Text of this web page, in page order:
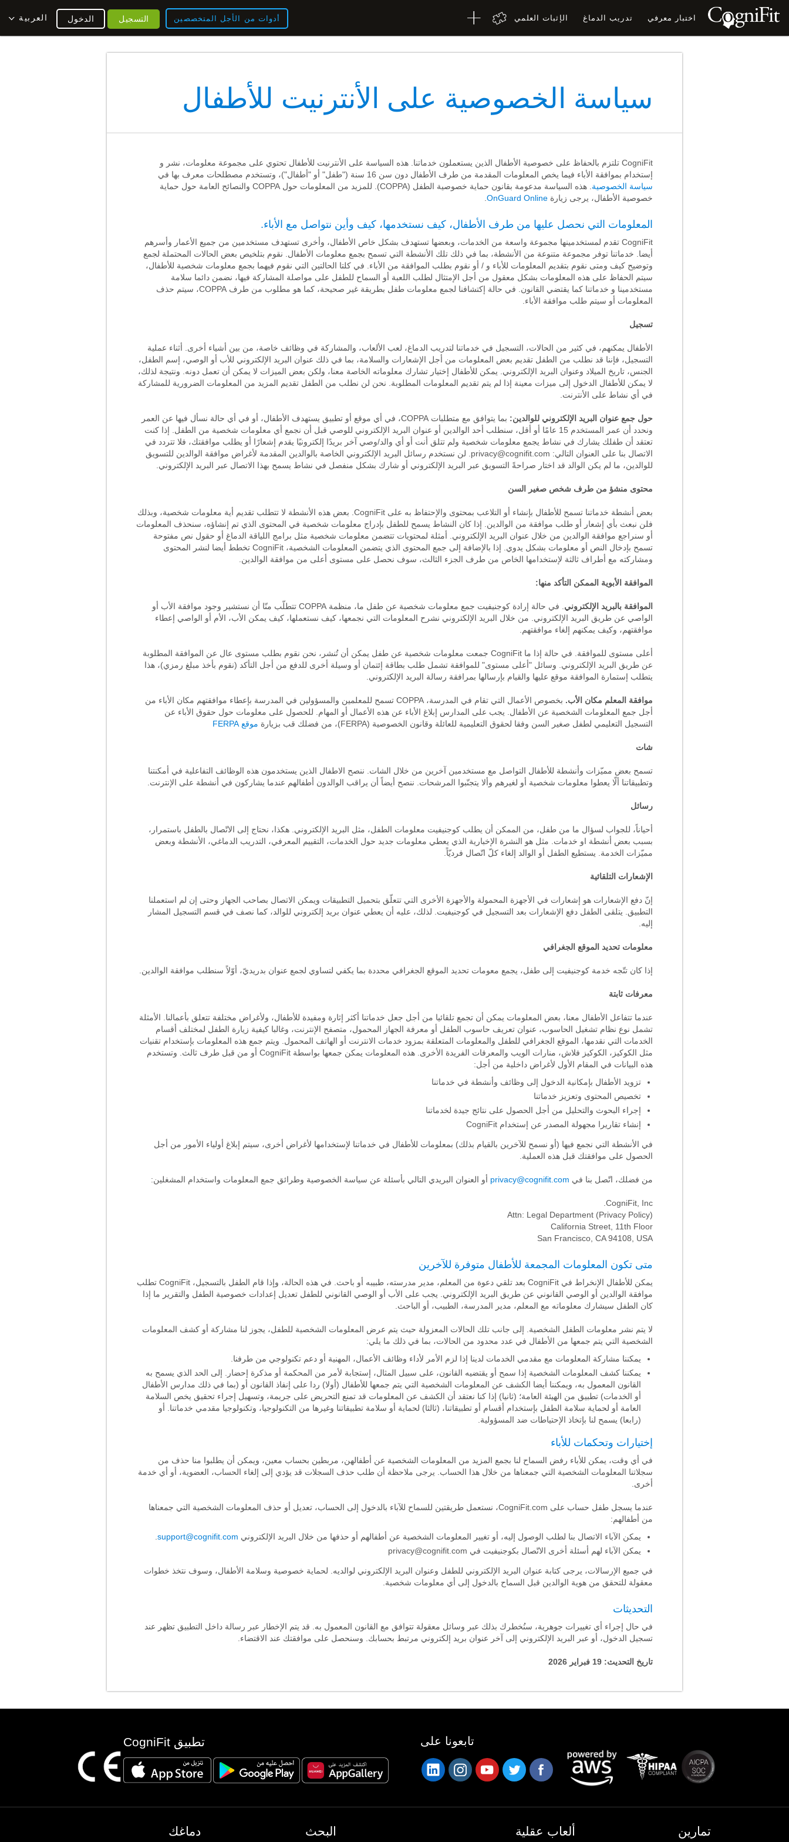
اختبار معرفي تدريب الدماغ الإثبات العلمي أدوات من الأجل المتخصصين العربية الدخول التسجيل
سياسة الخصوصية على الأنترنيت للأطفال
CogniFit تلتزم بالحفاظ على خصوصية الأطفال الذين يستعملون خدماتنا. هذه السياسة على الأنترنيت للأطفال تحتوي على مجموعة معلومات، نشر و
إستخدام بموافقة الأباء فيما يخص المعلومات المقدمة من طرف الأطفال دون سن 16 سنة ("طفل" أو "أطفال")، وتستخدم مصطلحات معرف بها في
سياسة الخصوصية
. هذه السياسة مدعومة بقانون حماية خصوصية الطفل (COPPA). للمزيد من المعلومات حول COPPA والنصائح العامة حول حماية
خصوصية الأطفال، يرجى زيارة OnGuard Online
المعلومات التي نحصل عليها من طرف الأطفال، كيف نستخدمها، كيف وأين نتواصل مع الأباء.
CogniFit تقدم لمستخدمينها مجموعة واسعة من الخدمات، وبعضها تستهدف بشكل خاص الأطفال، وأخرى تستهدف مستخدمين من جميع الأعمار وأسرهم
أيضا. خدماتنا توفر مجموعة متنوعة من الأنشطة، بما في ذلك تلك الأنشطة التي تسمح بجمع معلومات الأطفال. نقوم بتلخيص بعض الحالات المحتملة لجمع
وتوضيح كيف ومتى نقوم بتقديم المعلومات للأباء و / أو نقوم بطلب الموافقة من الأباء. في كلتا الحالتين التي نقوم فيهما بجمع معلومات شخصية للأطفال،
سيتم الحفاظ على هذه المعلومات بشكل معقول من أجل الإمتثال لطلب اللعبة أو السماح للطفل على مواصلة المشاركة فيها، نضمن دائما سلامة
مستخدمينا و خدماتنا كما يقتضي القانون. في حالة إكتشافنا لجمع معلومات طفل بطريقة غير صحيحة، كما هو مطلوب من طرف COPPA، سيتم حذف
المعلومات أو سيتم طلب موافقة الأباء.
تسجيل
الأطفال يمكنهم، في كثير من الحالات، التسجيل في خدماتنا لتدريب الدماغ، لعب الألعاب، والمشاركة في وظائف خاصة، من بين أشياء أخرى. أثناء عملية
التسجيل، فإننا قد نطلب من الطفل تقديم بعض المعلومات من أجل الإشعارات والسلامة، بما في ذلك عنوان البريد الإلكتروني للأب أو الوصي، إسم الطفل،
الجنس، تاريخ الميلاد وعنوان البريد الإلكتروني. يمكن للأطفال إختيار تشارك معلوماته الخاصة معنا، ولكن بعض الميزات لا يمكن أن تعمل دونه. ونتيجة لذلك،
لا يمكن للأطفال الدخول إلى ميزات معينة إذا لم يتم تقديم المعلومات المطلوبة. نحن لن نطلب من الطفل تقديم المزيد من المعلومات الضرورية للمشاركة
في أي نشاط على الأنترنت.
حول جمع عنوان البريد الإلكتروني للوالدين:
بما يتوافق مع متطلبات COPPA، في أي موقع أو تطبيق يستهدف الأطفال، أو في أي حالة نسأل فيها عن العمر
ونحدد أن عمر المستخدم 15 عامًا أو أقل، سنطلب أحد الوالدين أو عنوان البريد الإلكتروني للوصي قبل أن نجمع أي معلومات شخصية من الطفل. إذا كنت
تعتقد أن طفلك يشارك في نشاط يجمع معلومات شخصية ولم تتلق أنت أو أي والد/وصي آخر بريدًا إلكترونيًا يقدم إشعارًا أو يطلب موافقتك، فلا تتردد في
الاتصال بنا على العنوان التالي: privacy@cognifit.com . لن نستخدم رسائل البريد الإلكتروني الخاصة بالوالدين المقدمة لأغراض موافقة الوالدين للتسويق
للوالدين، ما لم يكن الوالد قد اختار صراحةً التسويق عبر البريد الإلكتروني أو شارك بشكل منفصل في نشاط يسمح بهذا الاتصال عبر البريد الإلكتروني.
محتوى منشؤ من طرف شخص صغير السن
بعض أنشطة خدماتنا تسمح للأطفال بإنشاء أو التلاعب بمحتوى والإحتفاظ به على CogniFit. بعض هذه الأنشطة لا تتطلب تقديم أية معلومات شخصية، وبذلك
فلن نبعث بأي إشعار أو طلب موافقة من الوالدين. إذا كان النشاط يسمح للطفل بإدراج معلومات شخصية في المحتوى الذي تم إنشاؤه، سنحذف المعلومات
أو سنراجع موافقة الوالدين من خلال عنوان البريد الإلكتروني. أمثلة لمحتويات تتضمن معلومات شخصية مثل برامج اللياقة الدماغ أو حقول نص مفتوحة
تسمح بإدخال النص أو معلومات بشكل يدوي. إذا بالإضافة إلى جمع المحتوى الذي يتضمن المعلومات الشخصية، CogniFit تخطط أيضا لنشر المحتوى
ومشاركته مع أطراف ثالثة لإستخدامها الخاص من طرف الجزء الثالث، سوف نحصل على مستوى أعلى من موافقة الوالدين.
الموافقة الأبوية الممكن التأكد منها:
الموافقة بالبريد الإلكتروني
. في حالة إرادة كوجنيفيت جمع معلومات شخصية عن طفل ما، منظمة COPPA تتطلّب منّا أن نستشير وجود موافقة الأب أو
الواصي عن طريق البريد الإلكتروني. من خلال البريد الإلكتروني نشرح المعلومات التي نجمعها، كيف نستعملها، كيف يمكن الأب، الأم أو الواصي إعطاء
موافقتهم، وكيف يمكنهم إلغاء موافقتهم.
أعلى مستوى للموافقة. في حالة إذا ما CogniFit جمعت معلومات شخصية عن طفل يمكن أن تُنشر، نحن نقوم بطلب مستوى عال عن الموافقة المطلوبة
عن طريق البريد الإلكتروني. وسائل "أعلى مستوى" للموافقة تشمل طلب بطاقة إئتمان أو وسيلة أخرى للدفع من أجل التأكد (نقوم بأخذ مبلغ رمزي)، هذا
يتطلب إستمارة الموافقة موقع عليها والقيام بإرسالها بمرافقة رسالة البريد الإلكتروني.
موافقة المعلم مكان الأب.
بخصوص الأعمال التي تقام في المدرسة، COPPA تسمح للمعلمين والمسؤولين في المدرسة بإعطاء موافقتهم مكان الأباء من
أجل جمع المعلومات الشخصية عن الأطفال. يجب على المدارس إبلاغ الأباء عن هذه الأعمال أو المهام. للحصول على معلومات حول حقوق الأباء عن
التسجيل التعليمي لطفل صغير السن وفقا لحقوق التعليمية للعائلة وقانون الخصوصية (FERPA)، من فضلك قب بزيارة
موقع FERPA
شات
تسمح بعض مميّزات وأنشطة للأطفال التواصل مع مستخدمين آخرين من خلال الشات. ننصح الاطفال الذين يستخدمون هذه الوظائف التفاعلية في أمكنتنا
وتطبيقاتنا ألّا يعطوا معلومات شخصية أو لغيرهم وألا يتجنّبوا المرشحات. ننصح أيضاً أن يراقب الوالدون أطفالهم عندما يشاركون في أنشطة على الإنترنت.
رسائل
أحياناً، للجواب لسؤال ما من طفل، من الممكن أن يطلب كوجنيفيت معلومات الطفل، مثل البريد الإلكتروني. هكذا، نحتاج إلى الاتّصال بالطفل باستمرار،
بسبب بعض أنشطة او خدمات. مثل هو النشرة الإخبارية الذي يعطي معلومات جديد حول الخدمات، التقييم المعرفي، التدريب الدماغي، الأنشطة وبعض
مميّزات الخدمة. يستطيع الطفل أو الوالد إلغاء كلّ اتّصال فرديّاً.
الإشعارات التلقائية
إنّ دفع الإشعارات هو إشعارات في الأجهزة المحمولة والأجهزة الأخرى التي تتعلّق بتحميل التطبيقات ويمكن الاتصال بصاحب الجهاز وحتى إن لم استعملنا
التطبيق. يتلقى الطفل دفع الإشعارات بعد التسجيل في كوجنيفيت. لذلك، عليه أن يعطي عنوان بريد إلكتروني للوالد، كما نصف في قسم التسجيل المشار
إليه.
معلومات تحديد الموقع الجغرافي
إذا كان تتّجه خدمة كوجنيفيت إلى طفل، يجمع معومات تحديد الموقع الجغرافي محددة بما يكفي لتساوي لجمع عنوان بدريديّ، أوّلاً سنطلب موافقة الوالدين.
معرفات ثابتة
عندما تتفاعل الأطفال معنا، بعض المعلومات يمكن أن تجمع تلقائيا من أجل جعل خدماتنا أكثر إثارة ومفيدة للأطفال، ولأغراض مختلفة تتعلق بأعمالنا. الأمثلة
تشمل نوع نظام تشغيل الحاسوب، عنوان تعريف حاسوب الطفل أو معرفة الجهاز المحمول، متصفح الإنترنت، وغالبا كيفية زيارة الطفل لمختلف أقسام
الخدمات التي نقدمها، الموقع الجغرافي للطفل والمعلومات المتعلقة بمزود خدمات الانترنت أو الهاتف المحمول. ويتم جمع هذه المعلومات بإستخدام تقنيات
مثل الكوكيز، الكوكيز فلاش، منارات الويب والمعرفات الفريدة الأخرى. هذه المعلومات يمكن جمعها بواسطة CogniFit أو من قبل طرف ثالث. وتستخدم
هذه البيانات في المقام الأول لأغراض داخلية من أجل:
تزويد الأطفال بإمكانية الدخول إلى وظائف وأنشطة في خدماتنا
تخصيص المحتوى وتعزيز خدماتنا
إجراء البحوث والتحليل من أجل الحصول على نتائج جيدة لخدماتنا
إنشاء تقاريرا مجهولة المصدر عن إستخدام CogniFit
في الأنشطة التي نجمع فيها (أو نسمح للآخرين بالقيام بذلك) بمعلومات للأطفال في خدماتنا لإستخدامها لأغراض أخرى، سيتم إبلاغ أولياء الأمور من أجل
الحصول على موافقتك قبل هذه العملية.
من فضلك، اتّصل بنا في privacy@cognifit.com أو العنوان البريدي التالي بأسئلة عن سياسة الخصوصية وطرائق جمع المعلومات واستخدام المشغلين:
CogniFit, Inc.
Attn: Legal Department (Privacy Policy)
California Street, 11th Floor
San Francisco, CA 94108, USA
متى تكون المعلومات المجمعة للأطفال متوفرة للآخرين
يمكن للأطفال الإنخراط في CogniFit بعد تلقي دعوة من المعلم، مدير مدرسته، طبيبه أو باحث. في هذه الحالة، وإذا قام الطفل بالتسجيل، CogniFit تطلب
موافقة الوالدين أو الوصي القانوني عن طريق البريد الإلكتروني. يجب على الأب أو الوصي القانوني للطفل تعديل إعدادات خصوصية الطفل والتقرير ما إذا
كان الطفل سيشارك معلوماته مع المعلم، مدير المدرسة، الطبيب، أو الباحث.
لا يتم نشر معلومات الطفل الشخصية. إلى جانب تلك الحالات المعزولة حيث يتم عرض المعلومات الشخصية للطفل، يجوز لنا مشاركة أو كشف المعلومات
الشخصية التي يتم جمعها من الأطفال في عدد محدود من الحالات، بما في ذلك ما يلي:
يمكننا مشاركة المعلومات مع مقدمي الخدمات لدينا إذا لزم الأمر لأداء وظائف الأعمال، المهنية أو دعم تكنولوجي من طرفنا.
يمكننا كشف المعلومات الشخصية إذا سمح أو يقتضيه القانون، على سبيل المثال، إستجابة لأمر من المحكمة أو مذكرة إحضار. إلى الحد الذي يسمح به
القانون المعمول به، ويمكننا أيضا الكشف عن المعلومات الشخصية التي يتم جمعها للأطفال (أولا) ردا على إنفاذ القانون أو (بما في ذلك مدارس الأطفال
أو الخدمات) تطبيق من الهيئة العامة؛ (ثانيا) إذا كنا نعتقد أن الكشف عن المعلومات قد تمنع التحريض على جريمة، وتسهيل إجراء تحقيق يخص السلامة
العامة أو لحماية سلامة الطفل بإستخدام أقسام أو تطبيقاتنا، (ثالثا) لحماية أو سلامة تطبيقاتنا وغيرها من التكنولوجيا، وتكنولوجيا مقدمي خدماتنا. أو
(رابعا) يسمح لنا بإتخاذ الإحتياطات ضد المسؤولية.
إختيارات وتحكمات للأباء
في أي وقت، يمكن للأباء رفض السماح لنا بجمع المزيد من المعلومات الشخصية عن أطفالهن، مربطين بحساب معين، ويمكن أن يطلبوا منا حذف من
سجلاتنا المعلومات الشخصية التي جمعناها من خلال هذا الحساب. يرجى ملاحظة أن طلب حذف السجلات قد يؤدي إلى إلغاء الحساب، العضوية، أو أي خدمة
أخرى.
عندما يسجل طفل حساب على CogniFit.com، نستعمل طريقتين للسماح للآباء بالدخول إلى الحساب، تعديل أو حذف المعلومات الشخصية التي جمعناها
من أطفالهم:
يمكن الآباء الاتصال بنا لطلب الوصول إليه، أو تغيير المعلومات الشخصية عن أطفالهم أو حذفها من خلال البريد الإلكتروني support@cognifit.com
يمكن الآباء لهم أسئلة أخرى الاتّصال بكوجنيفيت في privacy@cognifit.com
في جميع الإرسالات، يرجى كتابة عنوان البريد الإلكتروني للطفل وعنوان البريد الإلكتروني لوالديه. لحماية خصوصية وسلامة الأطفال، وسوف نتخذ خطوات
معقولة للتحقق من هوية الوالدين قبل السماح بالدخول إلى أي معلومات شخصية.
التحديثات
في حال إجراء أي تغييرات جوهرية، سنُخطرك بذلك عبر وسائل معقولة تتوافق مع القانون المعمول به. قد يتم الإخطار عبر رسالة داخل التطبيق تظهر عند
تسجيل الدخول، أو عبر البريد الإلكتروني إلى آخر عنوان بريد إلكتروني مرتبط بحسابك. وسنحصل على موافقتك عند الاقتضاء.
تاريخ التحديث:
تطبيق CogniFit تابعونا على
دماغك البحث ألعاب عقلية تمارين